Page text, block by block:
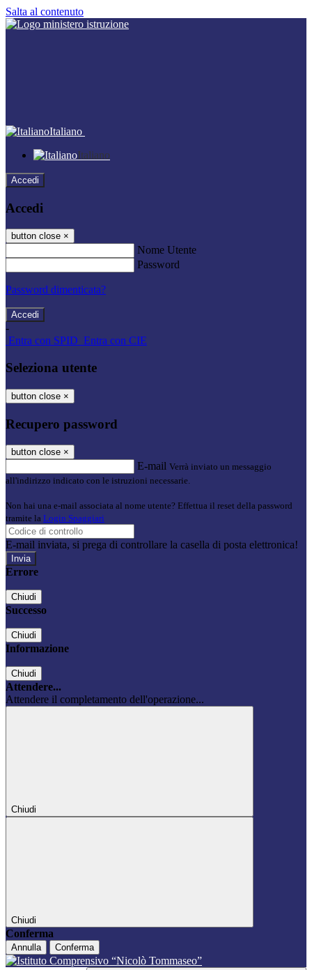
Salta al contenuto
Italiano
Italiano
Accedi
Accedi
button close ×
Nome Utente
Password
Password dimenticata?
-
Entra con SPID Entra con CIE
Seleziona utente
button close ×
Recupero password
button close ×
E-mail Verrà inviato un messaggio
all'indirizzo indicato con le istruzioni necessarie.
Non hai una e-mail associata al nome utente? Effettua il reset della password
tramite la Login Spaggiari
E-mail inviata, si prega di controllare la casella di posta elettronica!
Errore
Chiudi
Successo
Chiudi
Informazione
Chiudi
Attendere...
Attendere il completamento dell'operazione...
Chiudi
Chiudi
Conferma
Annulla Conferma